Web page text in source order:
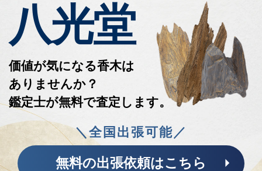
八光堂
価値が気になる香木は
ありませんか？
鑑定士が無料で査定します。
＼全国出張可能／
無料の出張依頼はこちら